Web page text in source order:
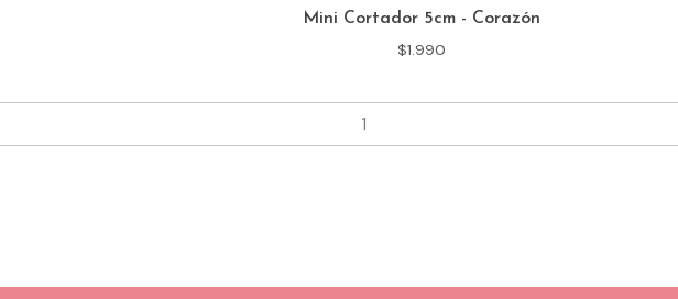
Mini Cortador 5cm - Corazón
$1.990